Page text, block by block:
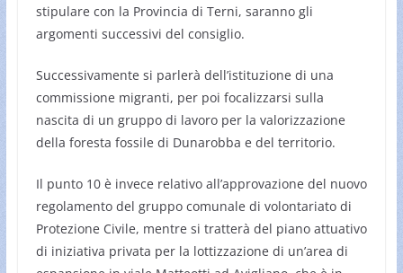
stipulare con la Provincia di Terni, saranno gli
argomenti successivi del consiglio.
Successivamente si parlerà dell’istituzione di una
commissione migranti, per poi focalizzarsi sulla
nascita di un gruppo di lavoro per la valorizzazione
della foresta fossile di Dunarobba e del territorio.
Il punto 10 è invece relativo all’approvazione del nuovo
regolamento del gruppo comunale di volontariato di
Protezione Civile, mentre si tratterà del piano attuativo
di iniziativa privata per la lottizzazione di un’area di